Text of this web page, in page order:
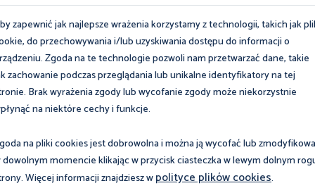
zapewnić jak najlepsze wrażenia korzystamy z technologii, takich jak
do przechowywania i/lub uzyskiwania dostępu do informacji o
Zgoda na te technologie pozwoli nam przetwarzać dane, takie
zachowanie podczas przeglądania lub unikalne identyfikatory na tej
Brak wyrażenia zgody lub wycofanie zgody może niekorzystnie
na niektóre cechy i funkcje.
na pliki cookies jest dobrowolna i można ją wycofać lub
dowolnym momencie klikając w przycisk ciasteczka w lewym dolnym
Więcej informacji znajdziesz wpolityce plików cookies.